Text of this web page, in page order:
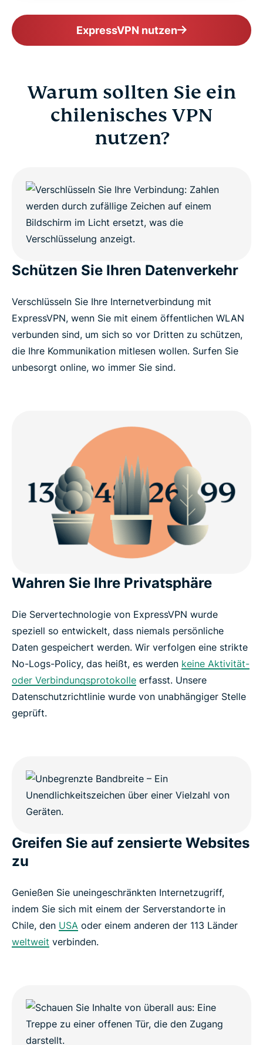
ExpressVPN nutzen
Warum sollten Sie ein
chilenisches VPN
nutzen?
Schützen Sie Ihren Datenverkehr
Verschlüsseln Sie Ihre Internetverbindung mit
ExpressVPN, wenn Sie mit einem öffentlichen WLAN
verbunden sind, um sich so vor Dritten zu schützen,
die Ihre Kommunikation mitlesen wollen. Surfen Sie
unbesorgt online, wo immer Sie sind.
Wahren Sie Ihre Privatsphäre
Die Servertechnologie von ExpressVPN wurde
speziell so entwickelt, dass niemals persönliche
Daten gespeichert werden. Wir verfolgen eine strikte
No-Logs-Policy, das heißt, es werden keine Aktivität-
oder Verbindungsprotokolle erfasst. Unsere
Datenschutzrichtlinie wurde von unabhängiger Stelle
geprüft.
Greifen Sie auf zensierte Websites
zu
Genießen Sie uneingeschränkten Internetzugriff,
indem Sie sich mit einem der Serverstandorte in
Chile, den USA oder einem anderen der 113 Länder
weltweit verbinden.